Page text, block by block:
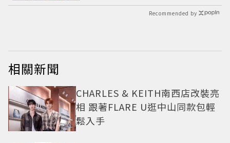
Recommended by
相關新聞
CHARLES & KEITH南西店改裝亮
相 跟著FLARE U逛中山同款包輕
鬆入手